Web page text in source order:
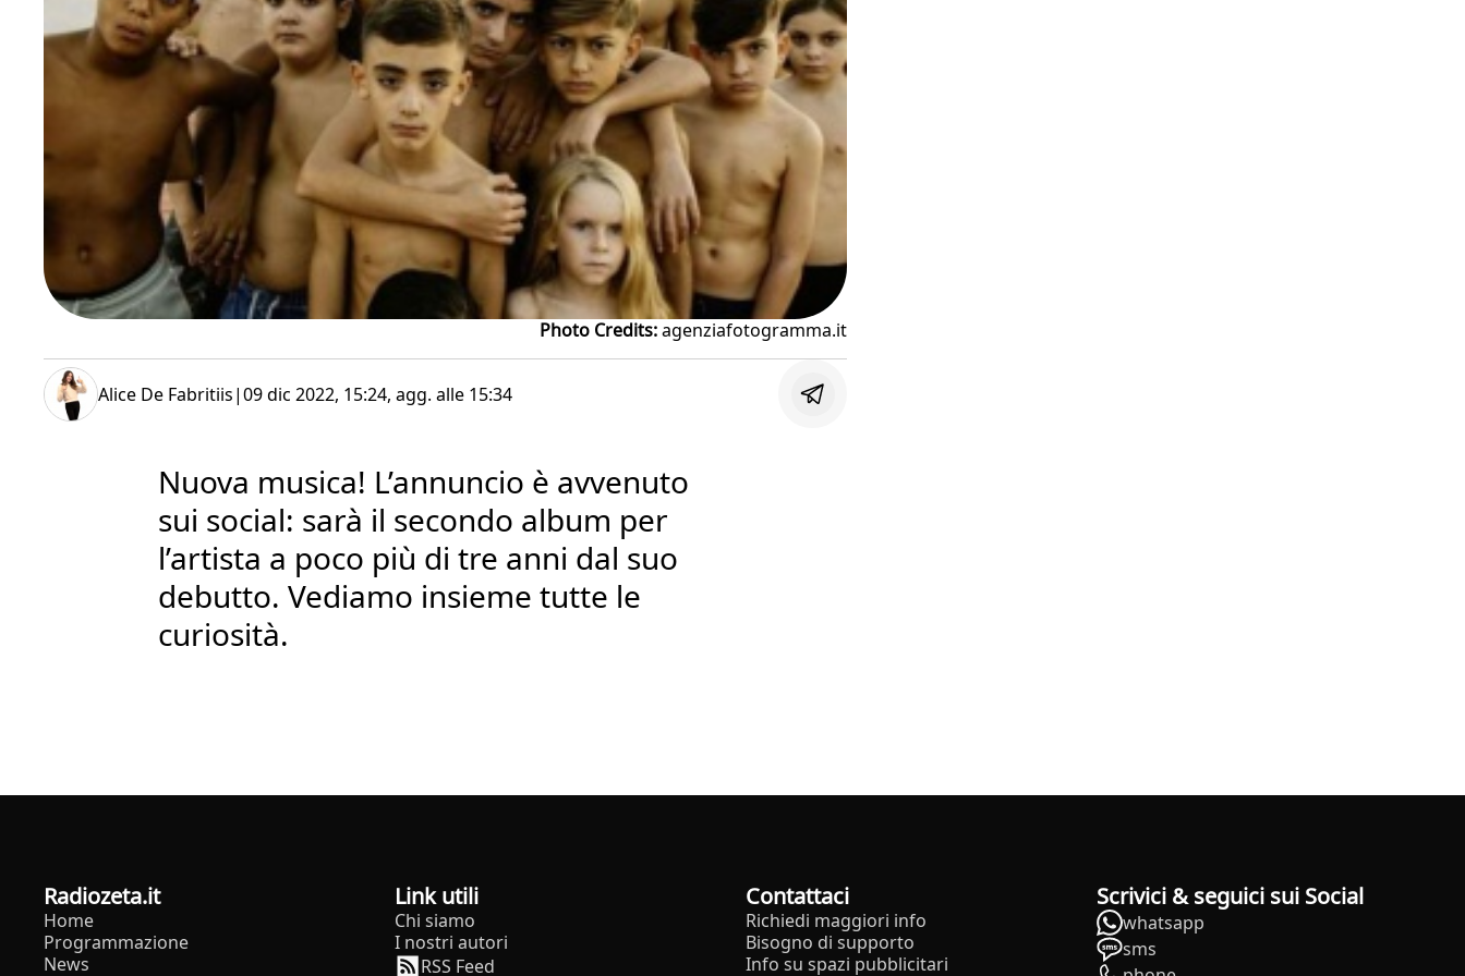
Photo Credits:agenziafotogramma.it
Alice De Fabritiis|09 dic 2022, 15:24, agg. alle 15:34
Nuova musica! L’annuncio è avvenuto
sui social: sarà il secondo album per
l’artista a poco più di tre anni dal suo
debutto. Vediamo insieme tutte le
curiosità.
radiozeta.it
Home
Programmazione
News
Link utili
Chi siamo
I nostri autori
RSS Feed
Contattaci
Richiedi maggiori info
Bisogno di supporto
Info su spazi pubblicitari
Scrivici & seguici sui Social
whatsapp
sms